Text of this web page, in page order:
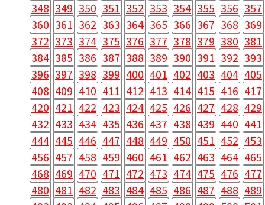
348 349 350 351 352 353 354 355 356 357
360 361 362 363 364 365 366 367 368 369
372 373 374 375 376 377 378 379 380 381
384 385 386 387 388 389 390 391 392 393
396 397 398 399 400 401 402 403 404 405
408 409 410 411 412 413 414 415 416 417
420 421 422 423 424 425 426 427 428 429
432 433 434 435 436 437 438 439 440 441
444 445 446 447 448 449 450 451 452 453
456 457 458 459 460 461 462 463 464 465
468 469 470 471 472 473 474 475 476 477
480 481 482 483 484 485 486 487 488 489